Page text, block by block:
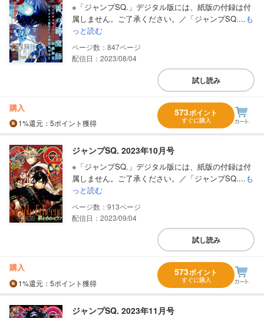
※「ジャンプSQ.」デジタル版には、紙版の付録は付
属しません。ご了承ください。／「ジャンプSQ....も
っと読む
847
配信日：2023/08/04
試し読み
購入
1%還元 ：5ポイント獲得
573ポイント
すぐに購入
ジャンプSQ. 2023年10月号
※「ジャンプSQ.」デジタル版には、紙版の付録は付
属しません。ご了承ください。／「ジャンプSQ....も
っと読む
913
配信日：2023/09/04
試し読み
購入
1%還元 ：5ポイント獲得
573ポイント
すぐに購入
ジャンプSQ. 2023年11月号